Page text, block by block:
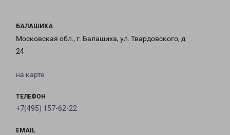
БАЛАШИХА
Московская обл., г. Балашиха, ул. Твардовского, д.
24
на карте
ТЕЛЕФОН
+7(495) 157-62-22
EMAIL